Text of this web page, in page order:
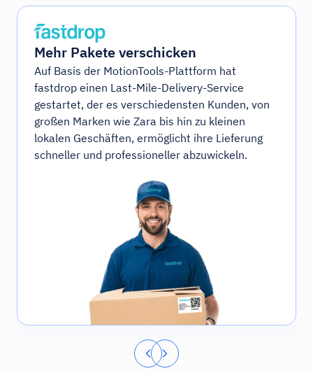
Mehr Pakete verschicken
Auf Basis der MotionTools-Plattform hat
fastdrop einen Last-Mile-Delivery-Service
gestartet, der es verschiedensten Kunden, von
großen Marken wie Zara bis hin zu kleinen
lokalen Geschäften, ermöglicht ihre Lieferung
schneller und professioneller abzuwickeln.